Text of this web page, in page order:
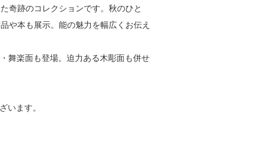
奇跡のコレクションです。秋のひと
や本も展示。能の魅力を幅広くお伝え
舞楽面も登場。迫力ある木彫面も併せ
います。